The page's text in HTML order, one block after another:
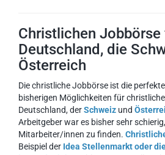
Christlichen Jobbörse
Deutschland, die
Österreich
Die christliche Jobbörse ist die
bisherigen Möglichkeiten für
Deutschland, derSchweiz und
Arbeitgeber war es bisher sehr
Mitarbeiter/innen zu finden.
Beispiel der Idea Stellenmarkt oder